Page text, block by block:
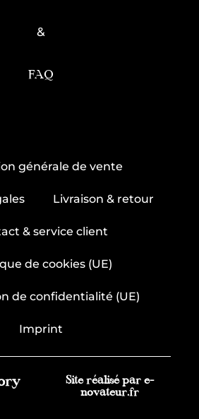
&
FAQ
générale de vente
Livraison & retour
& service client
de cookies (UE)
de confidentialité (UE)
Imprint
Site réalisé par e-
novateur.fr